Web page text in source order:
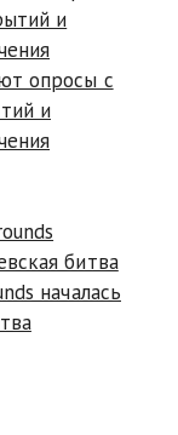
опросы с
и
началась